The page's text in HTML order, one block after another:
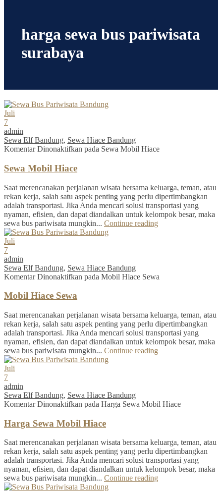
harga sewa bus pariwisata
surabaya
Juli
7
admin
Sewa Elf Bandung, Sewa Hiace Bandung
Komentar Dinonaktifkan pada Sewa Mobil Hiace
Sewa Mobil Hiace
Saat merencanakan perjalanan wisata bersama keluarga, teman, atau
rekan kerja, salah satu aspek penting yang perlu dipertimbangkan
adalah transportasi. Jika Anda mencari solusi transportasi yang
nyaman, efisien, dan dapat diandalkan untuk kelompok besar, maka
sewa bus pariwisata mungkin... Continue reading
Juli
7
admin
Sewa Elf Bandung, Sewa Hiace Bandung
Komentar Dinonaktifkan pada Mobil Hiace Sewa
Mobil Hiace Sewa
Saat merencanakan perjalanan wisata bersama keluarga, teman, atau
rekan kerja, salah satu aspek penting yang perlu dipertimbangkan
adalah transportasi. Jika Anda mencari solusi transportasi yang
nyaman, efisien, dan dapat diandalkan untuk kelompok besar, maka
sewa bus pariwisata mungkin... Continue reading
Juli
7
admin
Sewa Elf Bandung, Sewa Hiace Bandung
Komentar Dinonaktifkan pada Harga Sewa Mobil Hiace
Harga Sewa Mobil Hiace
Saat merencanakan perjalanan wisata bersama keluarga, teman, atau
rekan kerja, salah satu aspek penting yang perlu dipertimbangkan
adalah transportasi. Jika Anda mencari solusi transportasi yang
nyaman, efisien, dan dapat diandalkan untuk kelompok besar, maka
sewa bus pariwisata mungkin... Continue reading